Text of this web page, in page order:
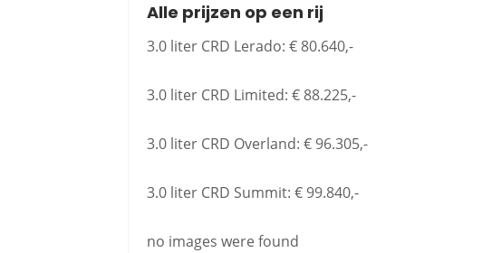
Alle prijzen op een rij
3.0 liter CRD Lerado: € 80.640,-
3.0 liter CRD Limited: € 88.225,-
3.0 liter CRD Overland: € 96.305,-
3.0 liter CRD Summit: € 99.840,-
no images were found